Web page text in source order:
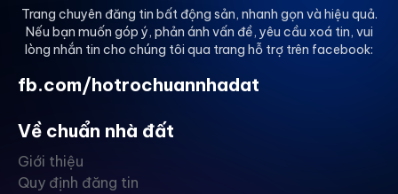
Trang chuyên đăng tin bất động sản, nhanh gọn và hiệu quả.
Nếu bạn muốn góp ý, phản ánh vấn đề, yêu cầu xoá tin, vui
lòng nhắn tin cho chúng tôi qua trang hỗ trợ trên facebook:
fb.com/hotrochuannhadat
Về chuẩn nhà đất
Giới thiệu
Quy định đăng tin